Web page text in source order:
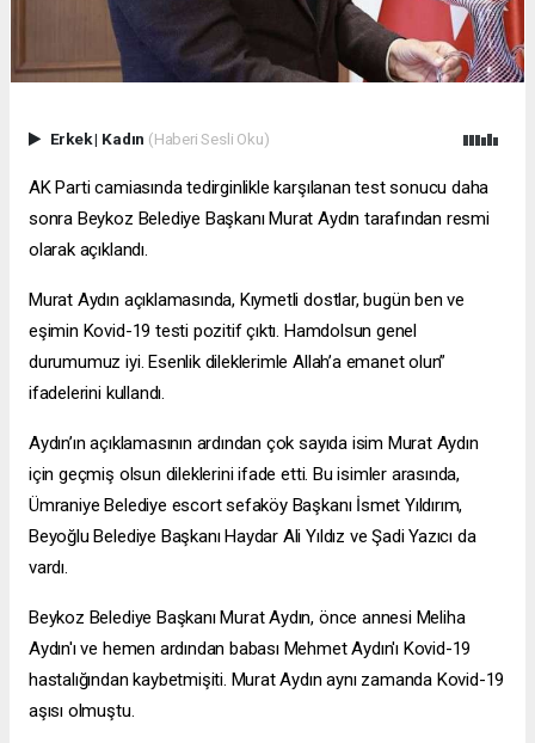
Erkek| Kadın (Haberi Sesli Oku)
AK Parti camiasında tedirginlikle karşılanan test sonucu daha
sonra Beykoz Belediye Başkanı Murat Aydın tarafından resmi
olarak açıklandı.
Murat Aydın açıklamasında, Kıymetli dostlar, bugün ben ve
eşimin Kovid-19 testi pozitif çıktı. Hamdolsun genel
durumumuz iyi. Esenlik dileklerimle Allah’a emanet olun”
ifadelerini kullandı.
Aydın’ın açıklamasının ardından çok sayıda isim Murat Aydın
için geçmiş olsun dileklerini ifade etti. Bu isimler arasında,
Ümraniye Belediye escort sefaköyBaşkanı İsmet Yıldırım,
Beyoğlu Belediye Başkanı Haydar Ali Yıldız ve Şadi Yazıcı da
vardı.
Beykoz Belediye Başkanı Murat Aydın, önce annesi Meliha
Aydın'ı ve hemen ardından babası Mehmet Aydın'ı Kovid-19
hastalığından kaybetmişiti. Murat Aydın aynı zamanda Kovid-19
aşısı olmuştu.